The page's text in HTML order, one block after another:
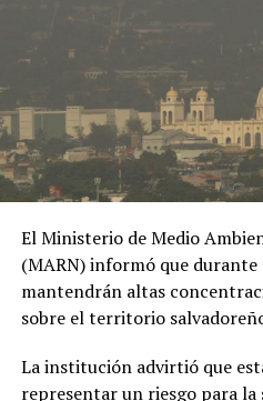
salvadoreño, dialogó con el
Espriella, a quien envió un
Presidente Bukele y expresó
asumir esta nueva
colombiana.
El Ministerio de Medio
(MARN) informó que durante
mantendrán altas
sobre el territorio
La institución advirtió que
representar un riesgo para